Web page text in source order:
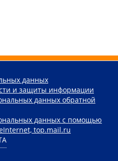
данных
и защиты информации
данных обратной
данных с помощью
top.mail.ru